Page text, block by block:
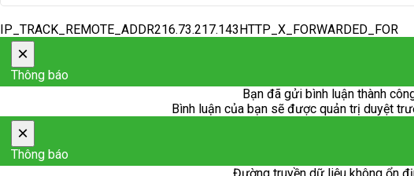
IP_TRACK_REMOTE_ADDR216.73.217.143HTTP_X_FORWARDED_FOR
×
Thông báo
Bạn đã gửi bình luận thành
Bình luận của bạn sẽ được quản trị duyệt
×
Thông báo